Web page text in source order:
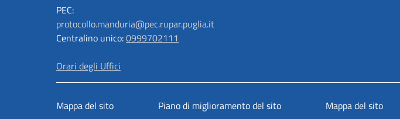
PEC:
protocollo.manduria@pec.rupar.puglia.it
Centralino unico:0999702111
Orari degli Uffici
Mappa del sito Piano di miglioramento del sito Mappa del sito